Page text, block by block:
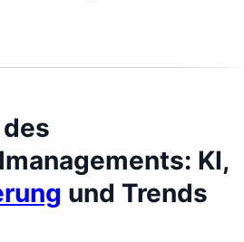
KI,
und Trends